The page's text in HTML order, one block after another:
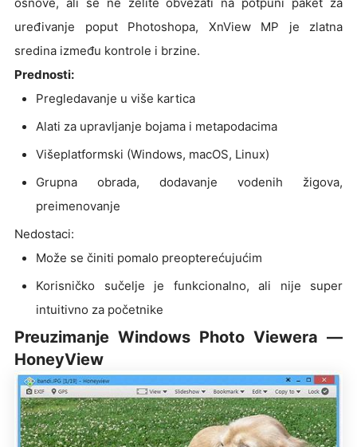
uređivanje poput Photoshopa, XnView MP je zlatna
sredina između kontrole i brzine.
Prednosti:
Pregledavanje u više kartica
Alati za upravljanje bojama i metapodacima
Višeplatformski (Windows, macOS, Linux)
Grupna obrada, dodavanje vodenih žigova,
preimenovanje
Nedostaci:
Može se činiti pomalo preopterećujućim
Korisničko sučelje je funkcionalno, ali nije super
intuitivno za početnike
Preuzimanje Windows Photo Viewera —
HoneyView